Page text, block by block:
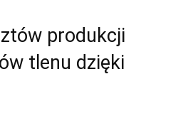
produkcji
tlenu dzięki